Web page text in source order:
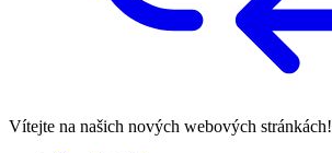
Vítejte na našich nových webových stránkách!